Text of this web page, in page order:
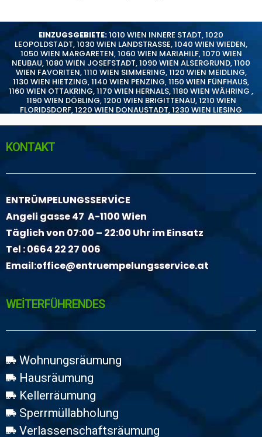
EINZUGSGEBIETE:1010 WIEN INNERE STADT,1020
LEOPOLDSTADT,1030 WIEN LANDSTRASSE,1040 WIEN WIEDEN,
1050 WIEN MARGARETEN,1060 WIEN MARIAHILF,1070 WIEN
NEUBAU,1080 WIEN JOSEFSTADT,1090 WIEN ALSERGRUND,1100
WIEN FAVORITEN,1110 WIEN SIMMERING,1120 WIEN MEIDLING,
1130 WIEN HIETZING,1140 WIEN PENZING,1150 WIEN FÜNFHAUS,
1160 WIEN OTTAKRING,1170 WIEN HERNALS,1180 WIEN WÄHRING ,
1190 WIEN DÖBLING,1200 WIEN BRIGITTENAU,1210 WIEN
FLORIDSDORF,1220 WIEN DONAUSTADT,1230 WIEN LIESING
KONTAKT
ENTRÜMPELUNGSSERVİCE
Angeli gasse 47 A-1100 Wien
Täglich von 07:00 – 22:00 Uhr im Einsatz
Tel :0664 22 27 006
Email:office@entruempelungsservice.at
WEİTERFÜHRENDES
Wohnungsräumung
Hausräumung
Kellerräumung
Sperrmüllabholung
Verlassenschaftsräumung